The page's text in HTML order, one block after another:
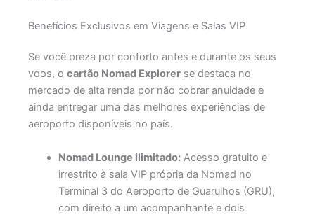
Benefícios Exclusivos em Viagens e Salas VIP
Se você preza por conforto antes e durante os seus
voos, o cartão Nomad Explorerse destaca no
mercado de alta renda por não cobrar anuidade e
ainda entregar uma das melhores experiências de
aeroporto disponíveis no país.
Nomad Lounge ilimitado: Acesso gratuito e
irrestrito à sala VIP própria da Nomad no
Terminal 3 do Aeroporto de Guarulhos (GRU),
com direito a um acompanhante e dois